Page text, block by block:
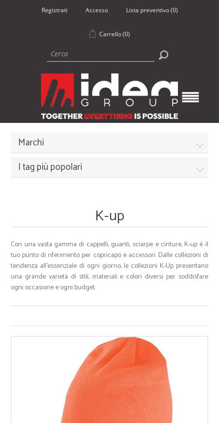
Registrati Accesso Lista preventivo (0)
Carrello (0)
Marchi
I tag più popolari
K-up
Con una vasta gamma di cappelli, guanti, sciarpe e cinture, K-up è il
tuo punto di riferimento per copricapo e accessori. Dalle collezioni di
tendenza all'essenziale di ogni giorno, le collezioni K-Up presentano
una grande varietà di stili, materiali e colori diversi per soddisfare
ogni occasione e ogni budget.